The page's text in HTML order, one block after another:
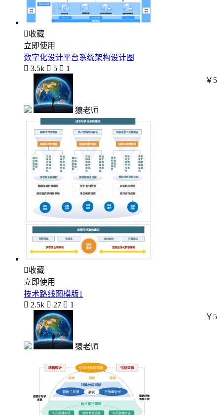
收藏
立即使用
数字化设计平台系统架构设计图
 3.5k  5  1
猿老师
￥5
收藏
立即使用
技术路线图模版1
 2.5k  27  1
猿老师
￥5